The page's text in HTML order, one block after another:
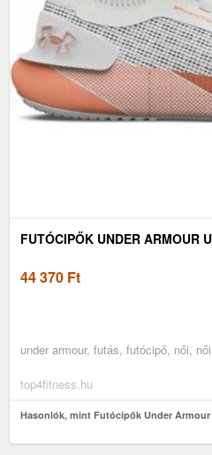
FUTÓCIPŐK UNDER ARMOUR
44 370 Ft
under armour, futás, futócipő, női,
top4fitness.hu
Hasonlók, mint Futócipők Under Armour